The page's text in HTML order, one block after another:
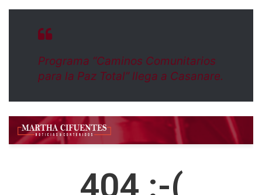
Programa “Caminos Comunitarios
para la Paz Total” llega a Casanare.